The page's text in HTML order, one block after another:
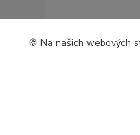
🍪 Na našich webových